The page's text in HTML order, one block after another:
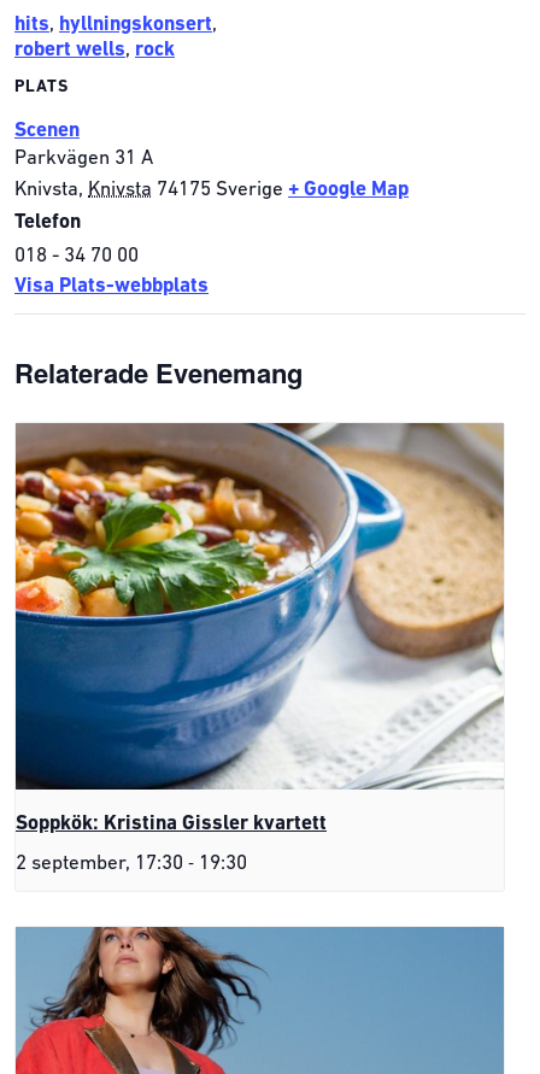
hits, hyllningskonsert,
robert wells, rock
PLATS
Scenen
Parkvägen 31 A
Knivsta, Knivsta 74175 Sverige + Google Map
Telefon
018 - 34 70 00
Visa Plats-webbplats
Relaterade Evenemang
Soppkök: Kristina Gissler kvartett
2 september, 17:30 - 19:30